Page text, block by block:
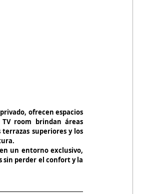
ofrecen espacios
room brindan áreas
superiores y los
un entorno exclusivo,
sin perder el confort y la